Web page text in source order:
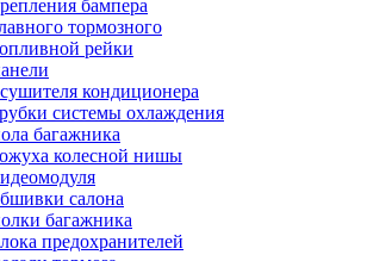
бампера
тормозного
рейки
кондиционера
системы охлаждения
багажника
колесной нишы
салона
багажника
предохранителей